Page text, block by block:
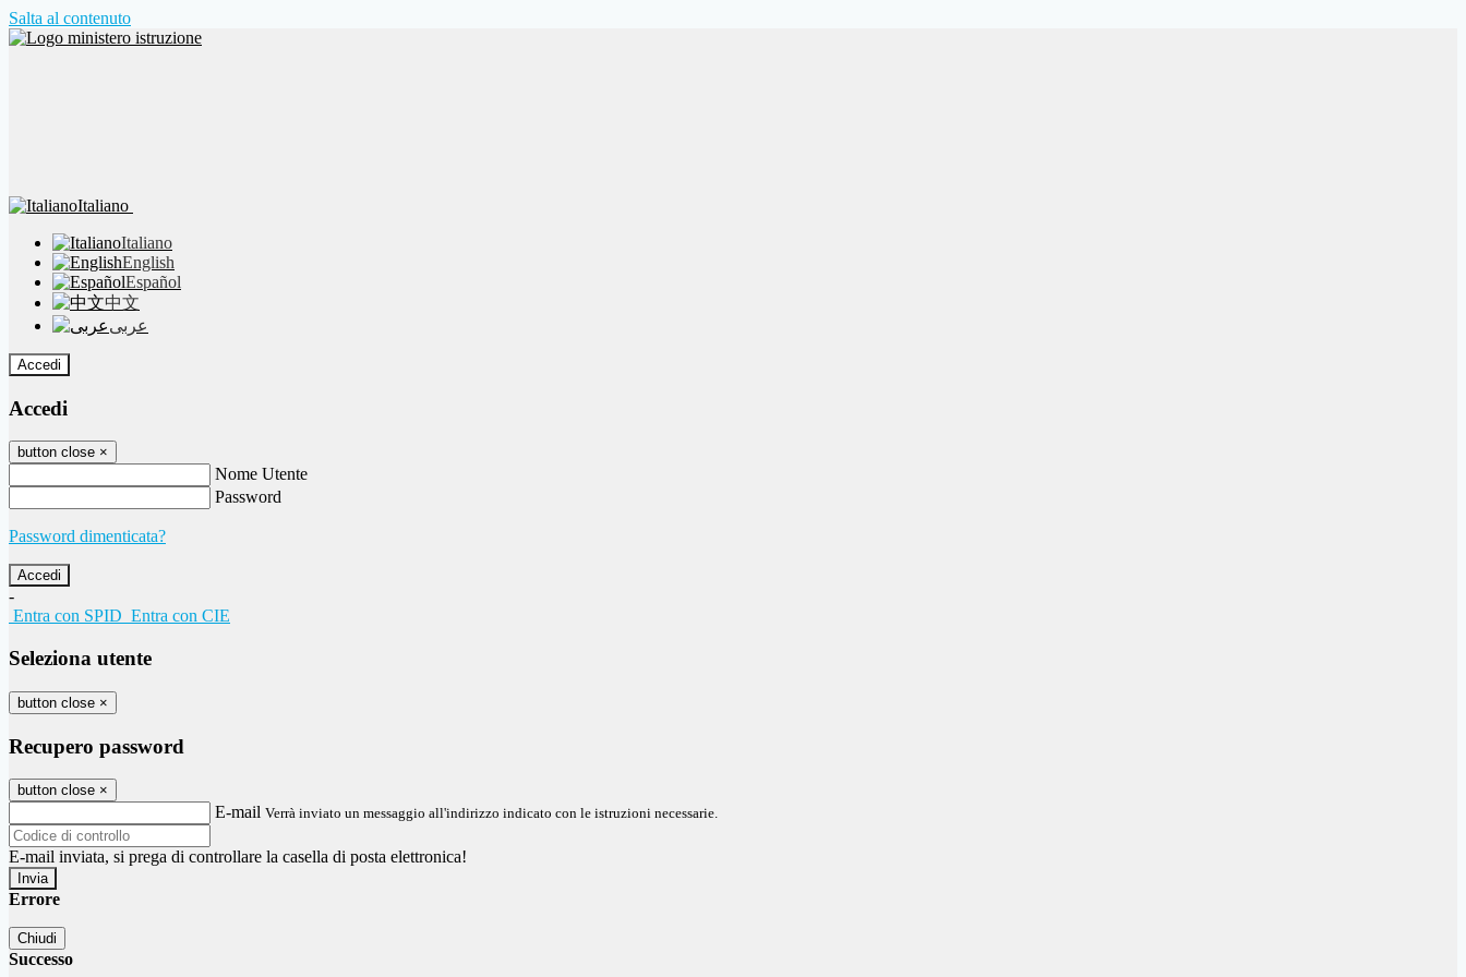
Salta al contenuto
Italiano
Italiano
English
Español
中文
عربى
Accedi
Accedi
button close ×
Nome Utente
Password
Password dimenticata?
-
Entra con SPID Entra con CIE
Seleziona utente
button close ×
Recupero password
button close ×
E-mail Verrà inviato un messaggio all'indirizzo indicato con le istruzioni necessarie.
E-mail inviata, si prega di controllare la casella di posta elettronica!
Errore
Chiudi
Successo